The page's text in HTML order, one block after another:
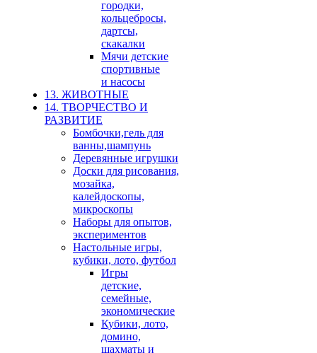
городки,
кольцебросы,
дартсы,
скакалки
Мячи детские
спортивные
и насосы
13. ЖИВОТНЫЕ
14. ТВОРЧЕСТВО И
РАЗВИТИЕ
Бомбочки,гель для
ванны,шампунь
Деревянные игрушки
Доски для рисования,
мозайка,
калейдоскопы,
микроскопы
Наборы для опытов,
экспериментов
Настольные игры,
кубики, лото, футбол
Игры
детские,
семейные,
экономические
Кубики, лото,
домино,
шахматы и